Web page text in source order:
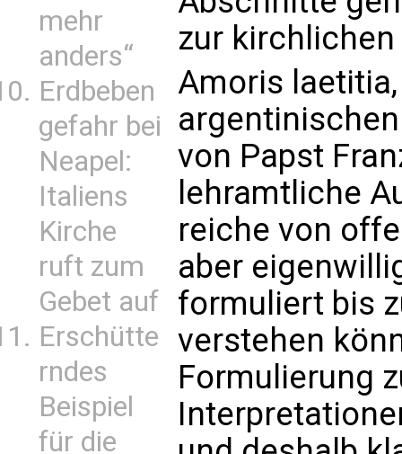
mehr
anders“
Erdbeben
gefahr bei
Neapel:
Italiens
Kirche
ruft zum
Gebet auf
Erschütte
rndes
Beispiel
für die
zur
Amoris
von Papst
lehramtliche
reiche von
aber
formuliert bis
verstehen
Formulierung